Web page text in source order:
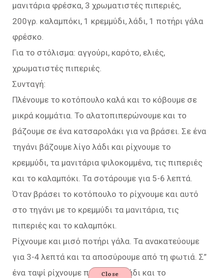
μανιτάρια φρέσκα, 3 χρωματιστές πιπεριές,
200γρ. καλαμπόκι, 1 κρεμμύδι, λάδι, 1 ποτήρι γάλα
φρέσκο.
Για το στόλισμα: αγγούρι, καρότο, ελιές,
χρωματιστές πιπεριές.
Συνταγή:
Πλένουμε το κοτόπουλο καλά και το κόβουμε σε
μικρά κομμάτια. Το αλατοπιπερώνουμε και το
βάζουμε σε ένα κατσαρολάκι για να βράσει. Σε ένα
τηγάνι βάζουμε λίγο λάδι και ρίχνουμε το
κρεμμύδι, τα μανιτάρια ψιλοκομμένα, τις πιπεριές
και το καλαμπόκι. Τα σοτάρουμε για 5-6 λεπτά.
Όταν βράσει το κοτόπουλο το ρίχνουμε και αυτό
στο τηγάνι με το κρεμμύδι τα μανιτάρια, τις
πιπεριές και το καλαμπόκι.
Ρίχνουμε και μισό ποτήρι γάλα. Τα ανακατεύουμε
για 3-4 λεπτά και τα αποσύρουμε από τη φωτιά. Σ”
ένα ταψί ρίχνουμε πολύ λίγο λάδι και το
Close